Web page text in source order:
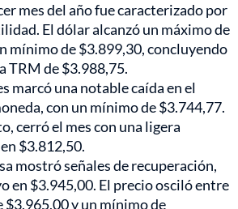
mes del año fue caracterizado por
El dólar alcanzó un máximo de
mínimo de $3.899,30, concluyendo
TRM de $3.988,75.
marcó una notable caída en el
con un mínimo de $3.744,77.
cerró el mes con una ligera
$3.812,50.
mostró señales de recuperación,
en $3.945,00. El precio osciló entre
$3.965,00 y un mínimo de